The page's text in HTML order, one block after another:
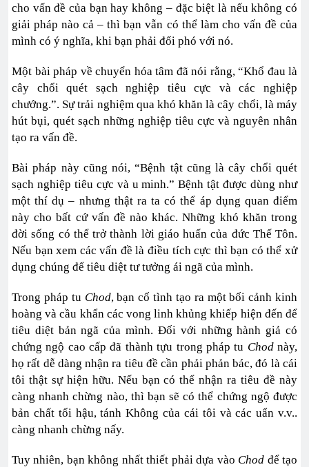
cho vấn đề của bạn hay không – đặc biệt là nếu không có
giải pháp nào cả – thì bạn vẫn có thể làm cho vấn đề của
mình có ý nghĩa, khi bạn phải đối phó với nó.
Một bài pháp về chuyển hóa tâm đã nói rằng, “Khổ đau là
cây chổi quét sạch nghiệp tiêu cực và các nghiệp
chướng.”. Sự trải nghiệm qua khó khăn là cây chổi, là máy
hút bụi, quét sạch những nghiệp tiêu cực và nguyên nhân
tạo ra vấn đề.
Bài pháp này cũng nói, “Bệnh tật cũng là cây chổi quét
sạch nghiệp tiêu cực và u minh.” Bệnh tật được dùng như
một thí dụ – nhưng thật ra ta có thể áp dụng quan điểm
này cho bất cứ vấn đề nào khác. Những khó khăn trong
đời sống có thể trở thành lời giáo huấn của đức Thế Tôn.
Nếu bạn xem các vấn đề là điều tích cực thì bạn có thể xử
dụng chúng để tiêu diệt tư tưởng ái ngã của mình.
Trong pháp tu Chod, bạn cố tình tạo ra một bối cảnh kinh
hoàng và cầu khẩn các vong linh khủng khiếp hiện đến để
tiêu diệt bản ngã của mình. Đối với những hành giả có
chứng ngộ cao cấp đã thành tựu trong pháp tu Chodnày,
họ rất dễ dàng nhận ra tiêu đề cần phải phản bác, đó là cái
tôi thật sự hiện hữu. Nếu bạn có thể nhận ra tiêu đề này
càng nhanh chừng nào, thì bạn sẽ có thể chứng ngộ được
bản chất tối hậu, tánh Không của cái tôi và các uẩn v.v..
càng nhanh chừng nấy.
Tuy nhiên, bạn không nhất thiết phải dựa vào Chod để tạo